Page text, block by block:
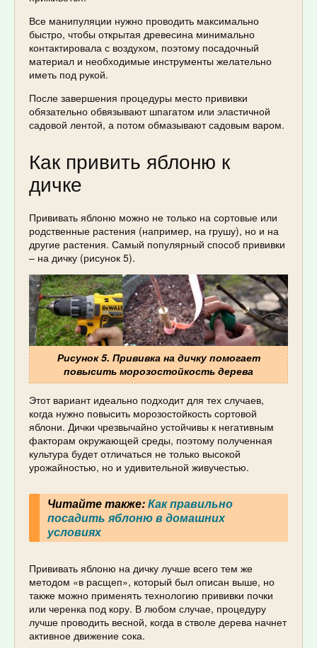
Все манипуляции нужно проводить максимально
быстро, чтобы открытая древесина минимально
контактировала с воздухом, поэтому посадочный
материал и необходимые инструменты желательно
иметь под рукой.
После завершения процедуры место прививки
обязательно обвязывают шпагатом или эластичной
садовой лентой, а потом обмазывают садовым варом.
Как привить яблоню к
дичке
Прививать яблоню можно не только на сортовые или
родственные растения (например, на грушу), но и на
другие растения. Самый популярный способ прививки
– на дичку (рисунок 5).
Рисунок 5. Прививка на дичку помогает
повысить морозостойкость дерева
Этот вариант идеально подходит для тех случаев,
когда нужно повысить морозостойкость сортовой
яблони. Дички чрезвычайно устойчивы к негативным
факторам окружающей среды, поэтому полученная
культура будет отличаться не только высокой
урожайностью, но и удивительной живучестью.
Читайте также:Как правильно
посадить яблоню в домашних
условиях
Прививать яблоню на дичку лучше всего тем же
методом «в расщеп», который был описан выше, но
также можно применять технологию прививки почки
или черенка под кору. В любом случае, процедуру
лучше проводить весной, когда в стволе дерева начнет
активное движение сока.